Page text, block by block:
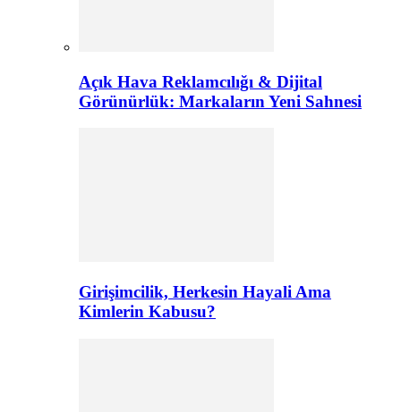
Açık Hava Reklamcılığı & Dijital
Görünürlük: Markaların Yeni Sahnesi
Girişimcilik, Herkesin Hayali Ama
Kimlerin Kabusu?